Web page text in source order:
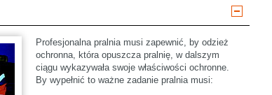
Profesjonalna pralnia musi zapewnić, by odzież
ochronna, która opuszcza pralnię, w dalszym
ciągu wykazywała swoje właściwości ochronne.
By wypełnić to ważne zadanie pralnia musi:
select language